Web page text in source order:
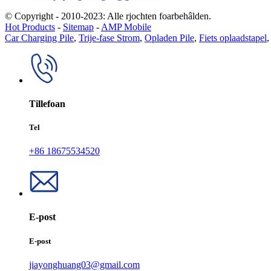
© Copyright - 2010-2023: Alle rjochten foarbehâlden.
Hot Products - Sitemap - AMP Mobile
Car Charging Pile, Trije-fase Strom, Opladen Pile, Fiets oplaadstapel,
Tillefoan
Tel
+86 18675534520
E-post
E-post
jiayonghuang03@gmail.com